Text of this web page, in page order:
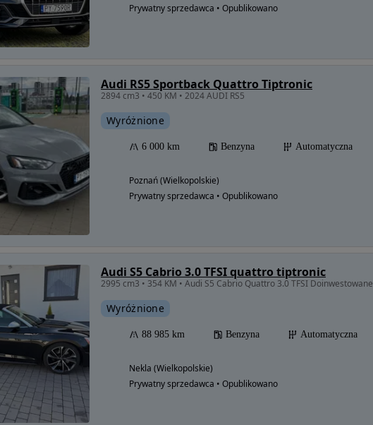
Prywatny sprzedawca • Opublikowano
Audi RS5 Sportback Quattro Tiptronic
2894 cm3 • 450 KM • 2024 AUDI RS5
Wyróżnione
6 000 km Benzyna Automatyczna
Poznań (Wielkopolskie)
Prywatny sprzedawca • Opublikowano
Audi S5 Cabrio 3.0 TFSI quattro tiptronic
2995 cm3 • 354 KM • Audi S5 Cabrio Quattro 3.0 TFSI Doinwestowane
Wyróżnione
88 985 km Benzyna Automatyczna
Nekla (Wielkopolskie)
Prywatny sprzedawca • Opublikowano